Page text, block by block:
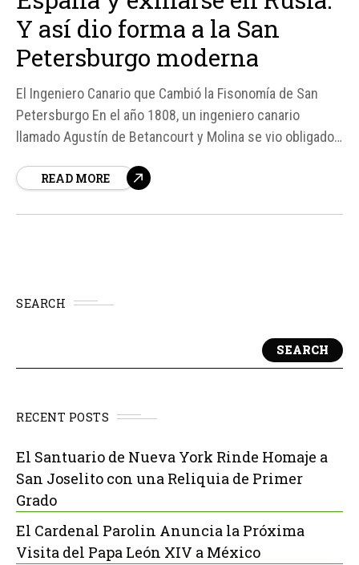
Y así dio forma a la San
Petersburgo moderna
El Ingeniero Canario que Cambió la Fisonomía de San
Petersburgo En el año 1808, un ingeniero canario
llamado Agustín de Betancourt y Molina se vio obligado
motivada por su caída en desgracia a ojos del poderoso
READ MORE
SEARCH
SEARCH
RECENT POSTS
El Santuario de Nueva York Rinde Homaje a
San Joselito con una Reliquia de Primer
Grado
El Cardenal Parolin Anuncia la Próxima
Visita del Papa León XIV a México